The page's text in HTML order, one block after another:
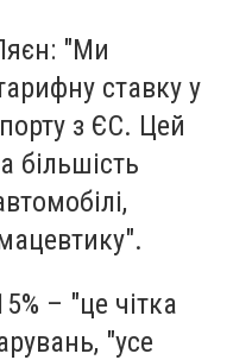
"Ми
ставку у
з ЄС. Цей
більшість
– "це чітка
"усе